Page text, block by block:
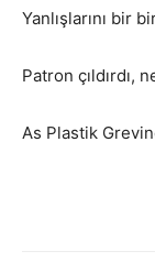
Yanlışlarını bir
Patron çıldırdı,
As Plastik